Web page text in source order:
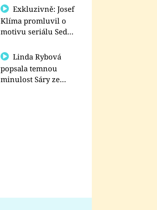
prima+
Exkluzivně: Josef
Klíma promluvil o
motivu seriálu Sedm
Linda Rybová
popsala temnou
minulost Sáry ze